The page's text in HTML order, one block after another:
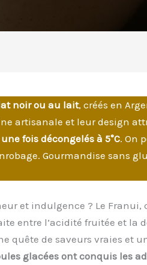
noir ou au lait, créés en
artisanale et leur design
fois décongelés à 5°C. On
Gourmandise sans
et indulgence ? Le Franui,
entre l’acidité fruitée et la
quête de saveurs vraies et
glacées ont conquis les